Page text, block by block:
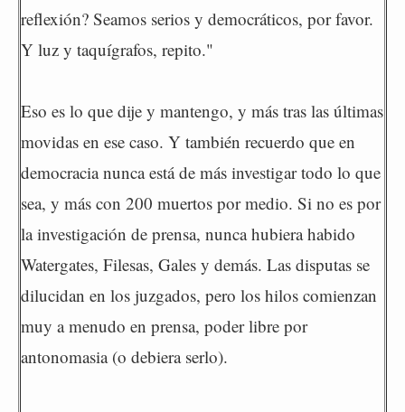
reflexión? Seamos serios y democráticos, por favor.
Y luz y taquígrafos, repito."
Eso es lo que dije y mantengo, y más tras las últimas
movidas en ese caso. Y también recuerdo que en
democracia nunca está de más investigar todo lo que
sea, y más con 200 muertos por medio. Si no es por
la investigación de prensa, nunca hubiera habido
Watergates, Filesas, Gales y demás. Las disputas se
dilucidan en los juzgados, pero los hilos comienzan
muy a menudo en prensa, poder libre por
antonomasia (o debiera serlo).